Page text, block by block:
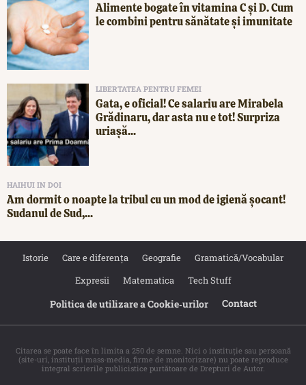
Alimente bogate în vitamina C și D. Cum
le combini pentru sănătate și imunitate
LIBERTATEA PENTRU FEMEI
Gata, e oficial! Ce salariu are Mirabela
Grădinaru, dar asta nu e tot! Surpriza
uriașă...
HAIHUI IN DOI
Am dormit o noapte la tribul cu un mod de igienă șocant!
Sudanul de Sud,...
Istorie Care e diferența Geografie
Gramatică/Vocabular
Expresii
Matematica Tech Stuff
Politica de utilizare a Cookie‐urilor Contact
Citarea se poate face în limita a 250 de semne. Nici o instituţie sau persoană
(site-uri, instituţii mass-media, firme de monitorizare) nu poate reproduce
integral scrierile publicistice purtătoare de Drepturi de Autor.